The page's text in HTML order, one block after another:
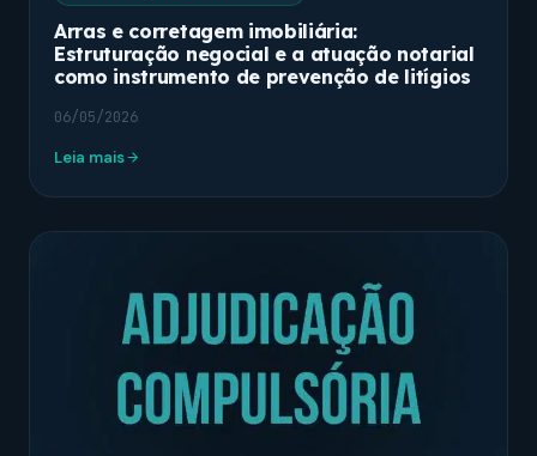
Arras e corretagem imobiliária:
Estruturação negocial e a atuação notarial
como instrumento de prevenção de litígios
06/05/2026
Leia mais